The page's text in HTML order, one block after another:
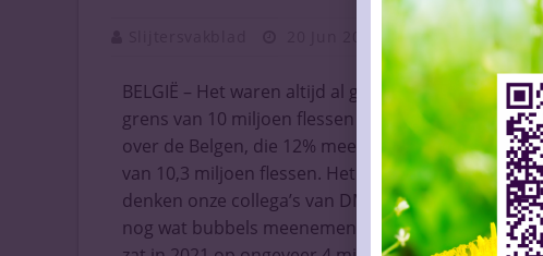
20 Jun 2022 Vaknieuws |
BELGIË – Het waren altijd al grote
grens van 10 miljoen flessen voor het eerst sinds
over de Belgen, die 12% meer champagne
van 10,3 miljoen flessen. Het werkelijke aantal
denken onze collega’s van DM Vino, omdat veel
nog wat bubbels meenemen. Zij noemen het